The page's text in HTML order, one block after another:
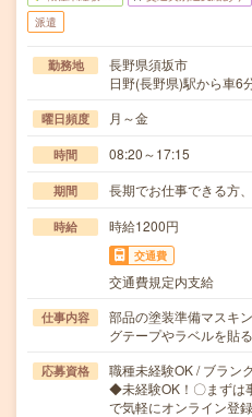
派遣
勤務地
長野県須坂市
日野(長野県)駅から車6
曜日頻度 月～金
時間 08:20～17:15
期間 長期でお仕事できる方
時給 時給1200円
交通費
交通費規定内支給
仕事内容
部品の塗装準備マスキ
グテープやラベルを貼
応募資格
職種未経験OK / ブラン
◆未経験OK！〇まずは
で気軽にオンライン登